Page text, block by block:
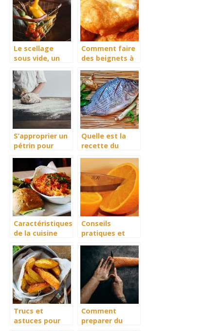
Le scellage
sous vide, un
énorme
Comment faire
des beignets à
S’approprier un
pétrin pour
Quelle est la
recette du
Caractéristiques
de la cuisine
Conseils
pratiques et
cuisine
Trucs et
astuces pour
Comment
preparer du